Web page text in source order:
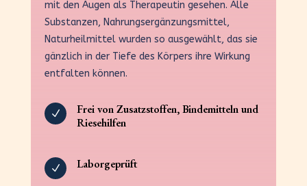
mit den Augen als Therapeutin gesehen. Alle
Substanzen, Nahrungsergänzungsmittel,
Naturheilmittel wurden so ausgewählt, das sie
gänzlich in der Tiefe des Körpers ihre Wirkung
entfalten können.
N
Frei von Zusatzstoffen, Bindemitteln und
Riesehilfen
N Laborgeprüft